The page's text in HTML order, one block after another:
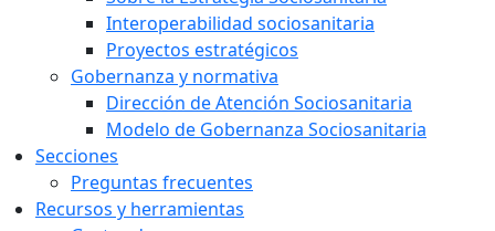
Interoperabilidad sociosanitaria
Proyectos estratégicos
Gobernanza y normativa
Dirección de Atención Sociosanitaria
Modelo de Gobernanza Sociosanitaria
Secciones
Preguntas frecuentes
Recursos y herramientas